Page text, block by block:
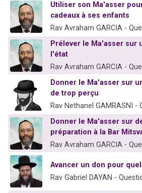
Utiliser son Ma'asser
cadeaux à ses enfants
Rav Avraham GARCIA -
Prélever le Ma'asser sur
l'état
Rav Avraham GARCIA -
Donner le Ma'asser sur
de trop perçu
Rav Nethanel GAMRASNI -
Donner le Ma'asser sur
préparation à la Bar
Rav Avraham GARCIA -
Avancer un don pour
Rav Gabriel DAYAN -